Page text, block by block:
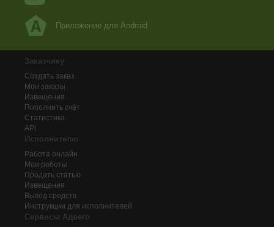
Приложение для Android
Заказчику
Создать заказ
Мои заказы
Извещения
Пополнить счёт
Статистика
API
Исполнителю
Работа онлайн
Мои работы
Продать статью
Извещения
Вывод средств
Инструкции для исполнителей
Сервисы Адвего